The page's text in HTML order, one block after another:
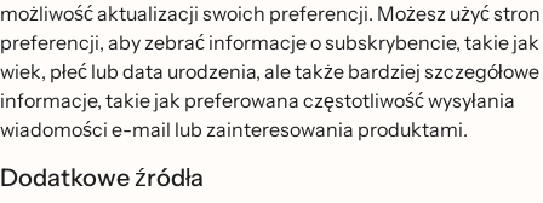
możliwość aktualizacji swoich preferencji. Możesz użyć stron
preferencji, aby zebrać informacje o subskrybencie, takie jak
wiek, płeć lub data urodzenia, ale także bardziej szczegółowe
informacje, takie jak preferowana częstotliwość wysyłania
wiadomości e-mail lub zainteresowania produktami.
Dodatkowe źródła